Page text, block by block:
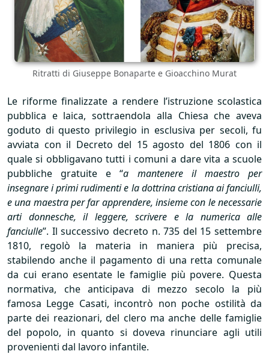
Ritratti di Giuseppe Bonaparte e Gioacchino Murat
Le riforme finalizzate a rendere l’istruzione scolastica
pubblica e laica, sottraendola alla Chiesa che aveva
goduto di questo privilegio in esclusiva per secoli, fu
avviata con il Decreto del 15 agosto del 1806 con il
quale si obbligavano tutti i comuni a dare vita a scuole
pubbliche gratuite e “a mantenere il maestro per
insegnare i primi rudimenti e la dottrina cristiana ai fanciulli,
e una maestra per far apprendere, insieme con le necessarie
arti donnesche, il leggere, scrivere e la numerica alle
fanciulle”. Il successivo decreto n. 735 del 15 settembre
1810, regolò la materia in maniera più precisa,
stabilendo anche il pagamento di una retta comunale
da cui erano esentate le famiglie più povere. Questa
normativa, che anticipava di mezzo secolo la più
famosa Legge Casati, incontrò non poche ostilità da
parte dei reazionari, del clero ma anche delle famiglie
del popolo, in quanto si doveva rinunciare agli utili
provenienti dal lavoro infantile.